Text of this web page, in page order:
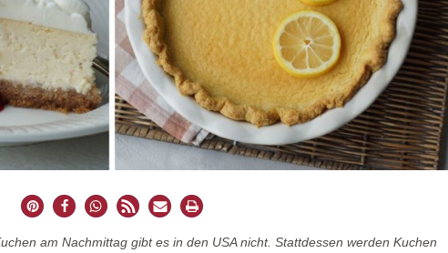
am Nachmittag gibt es in den USA nicht. Stattdessen werden Kuchen